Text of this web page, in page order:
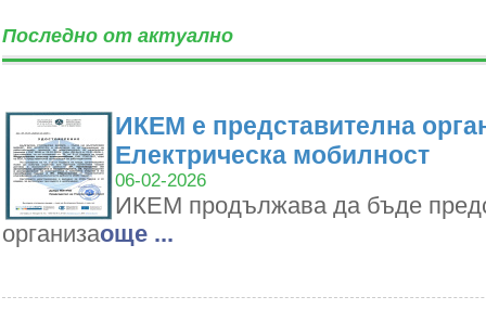
Последно от актуално
ИКЕМ е представителна
Електрическа мобилност
06-02-2026
ИКЕМ продължава да бъде
организаoще ...